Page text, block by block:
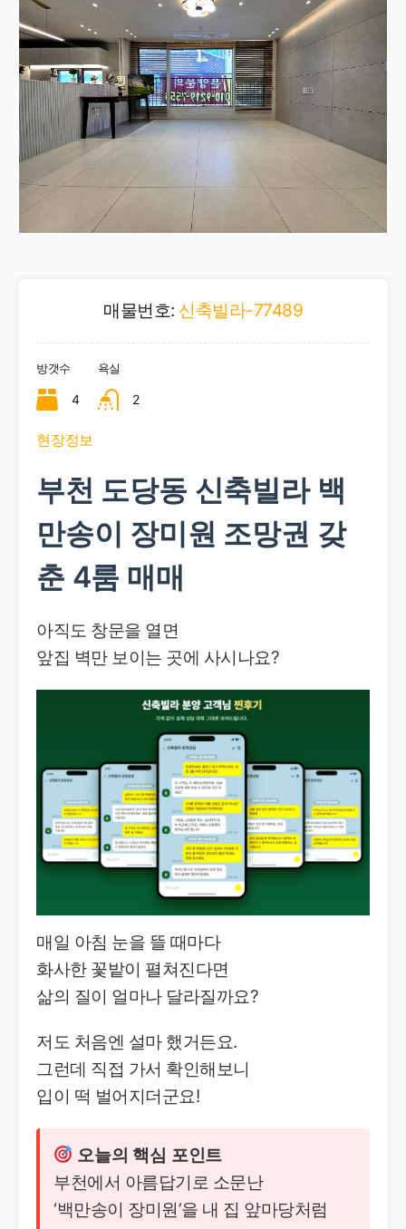
매물번호: 신축빌라-77489
방갯수
4
욕실
2
현장정보
부천 도당동 신축빌라 백
만송이 장미원 조망권 갖
춘 4룸 매매
아직도 창문을 열면
앞집 벽만 보이는 곳에 사시나요?
매일 아침 눈을 뜰 때마다
화사한 꽃밭이 펼쳐진다면
삶의 질이 얼마나 달라질까요?
저도 처음엔 설마 했거든요.
그런데 직접 가서 확인해보니
입이 떡 벌어지더군요!
오늘의 핵심 포인트
부천에서 아름답기로 소문난
‘백만송이 장미원’을 내 집 앞마당처럼